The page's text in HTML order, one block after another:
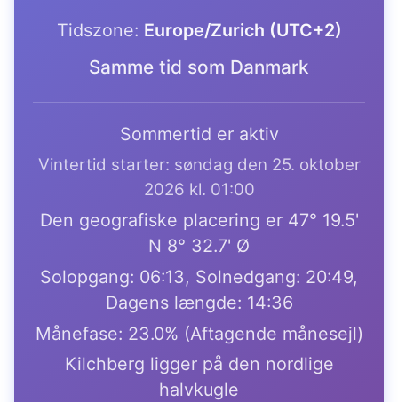
Tidszone: Europe/Zurich (UTC+2)
Samme tid som Danmark
Sommertid er aktiv
Vintertid starter: søndag den 25. oktober
2026 kl. 01:00
Den geografiske placering er 47° 19.5'
N 8° 32.7' Ø
Solopgang: 06:13, Solnedgang: 20:49,
Dagens længde: 14:36
Månefase: 23.0% (Aftagende månesejl)
Kilchberg ligger på den nordlige
halvkugle